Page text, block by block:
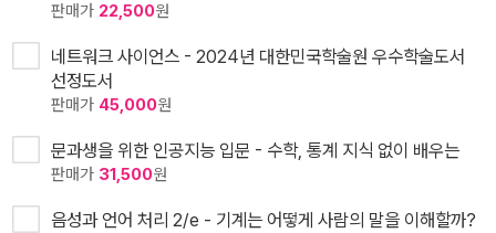
판매가 22,500원
네트워크 사이언스 - 2024년 대한민국학술원 우수학술도서
선정도서
판매가 45,000원
문과생을 위한 인공지능 입문 - 수학, 통계 지식 없이 배우는
판매가 31,500원
음성과 언어 처리 2/e - 기계는 어떻게 사람의 말을 이해할까?